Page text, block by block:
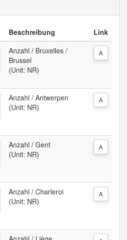
Beschreibung Link
Anzahl / Bruxelles /
Brussel
(Unit: NR)
A
Anzahl / Antwerpen
(Unit: NR)
A
Anzahl / Gent
(Unit: NR)
A
Anzahl / Charleroi
(Unit: NR)
A